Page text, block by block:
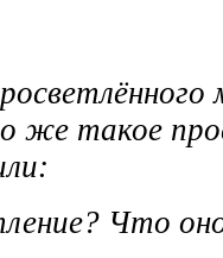
же такое
Что